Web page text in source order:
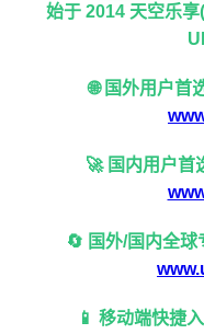
始于 2014 天空乐享
🌐 国外用户首
🚀 国内用户首
🔄 国外/国内全球
📱 移动端快捷